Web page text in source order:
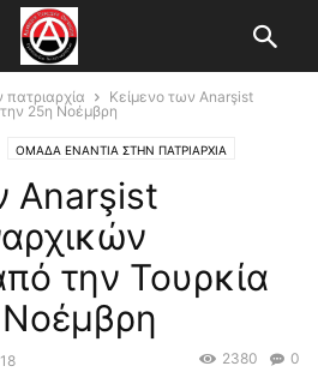
Κείμενο των Anarşist
25η Νοέμβρη
ΟΜΑΔΑ ΕΝΑΝΤΙΑ ΣΤΗΝ ΠΑΤΡΙΑΡΧΙΑ
Anarşist
την Τουρκία
Νοέμβρη
0
2380